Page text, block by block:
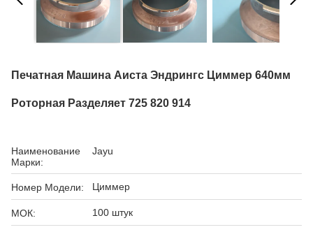
Печатная Машина Аиста Эндрингс Циммер 640мм
Роторная Разделяет 725 820 914
Наименование
Марки:
Jayu
Номер Модели: Циммер
МОК: 100 штук